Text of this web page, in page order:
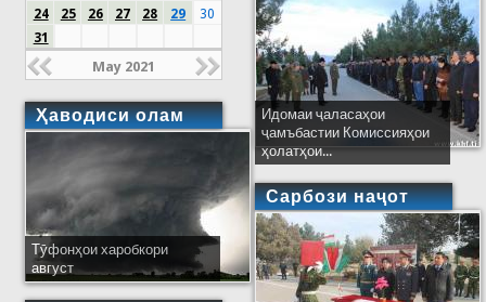
24
25 26 27 28 29
30
31
May 2021
Ҳаводиси олам
Тӯфонҳои харобкори
август
Идомаи ҷаласаҳои
ҷамъбастии Комиссияҳои
ҳолатҳои...
Сарбози наҷот